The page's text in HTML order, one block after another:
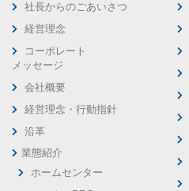
社長からのごあいさつ
経営理念
コーポレート
メッセージ
会社概要
経営理念・行動指針
沿革
業態紹介
ホームセンター